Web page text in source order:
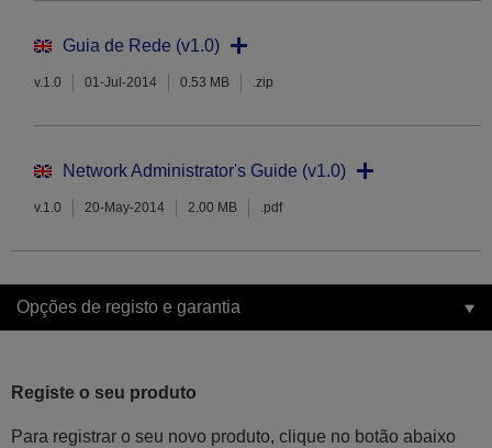
Guia de Rede (v1.0)
v.1.0 01-Jul-2014 0.53 MB .zip
Network Administrator's Guide (v1.0)
v.1.0 20-May-2014 2.00 MB .pdf
Opções de registo e garantia
Registe o seu produto
Para registrar o seu novo produto, clique no botão abaixo